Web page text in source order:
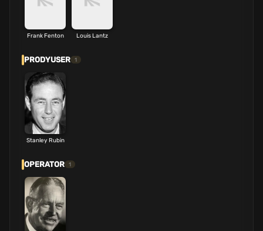
Frank Fenton Louis Lantz
PRODYUSER 1
Stanley Rubin
OPERATOR 1